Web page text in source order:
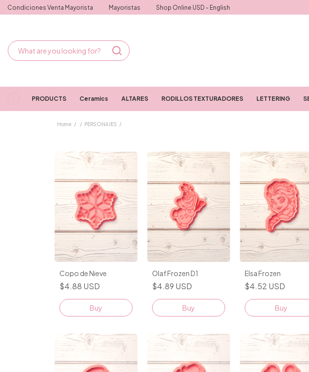
Condiciones Venta Mayorista Mayoristas Shop Online USD - English
PRODUCTS Ceramics ALTARES RODILLOS TEXTURADORES LETTERING
Home / / PERSONAJES /
Copo de Nieve
$4.88 USD
Buy
Olaf Frozen D1
$4.89 USD
Buy
Elsa Frozen
$4.52 USD
Buy